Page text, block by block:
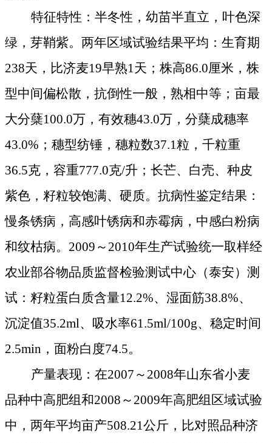
特征特性：半冬性，幼苗半直立，叶色深
绿，芽鞘紫。两年区域试验结果平均：生育期
238天，比济麦19早熟1天；株高86.0厘米 ，株
型中间偏松散，抗倒性一般，熟相中等；亩最
大分蘖100.0万，有效穗43.0万，分蘖成穗率
43.0% ；穗型纺锤，穗粒数37.1粒，千粒重
36.5克 ，容重777.0克/升；长芒、白壳、种皮
紫色，籽粒较饱满、硬质。抗病性鉴定结果：
慢条锈病，高感叶锈病和赤霉病，中感白粉病
和纹枯病。 2009 ～ 2010年生产试验统一取样经
农业部谷物品质监督检验测试中心（泰安）测
试：籽粒蛋白质含量12.2%、湿面筋38.8%、
沉淀值35.2ml、吸水率61.5ml/100g、稳定时间
2.5min ，面粉白度74.5。
产量表现：在2007 ～ 2008年山东省小麦
品种中高肥组和2008 ～ 2009年高肥组区域试验
中，两年平均亩产508.21公斤 ，比对照品种济